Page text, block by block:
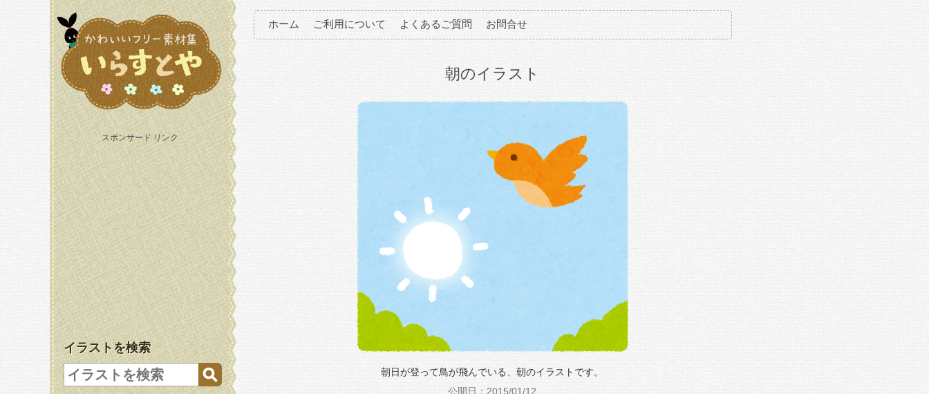
スポンサード リンク
イラストを検索
ホーム ご利用について よくあるご質問 お問合せ
朝のイラスト
朝日が登って鳥が飛んでいる、朝のイラストです。
公開日：2015/01/12